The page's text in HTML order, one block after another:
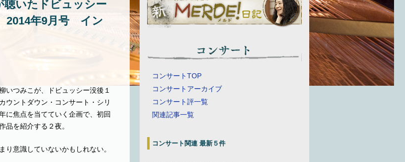
聴いたドビュッシー
2014年9月号 イン
いつみこが、ドビュッシー没後１
ウントダウン・コンサート・シリ
に焦点を当てていく企画で、初回
品を紹介する２夜。
意識していないかもしれない。
コンサートTOP
コンサートアーカイブ
コンサート評一覧
関連記事一覧
コンサート関連 最新５件